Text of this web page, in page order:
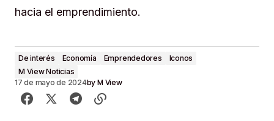
hacia el emprendimiento.
De interés Economía Emprendedores
Iconos
M View Noticias
17 de mayo de 2024byM View